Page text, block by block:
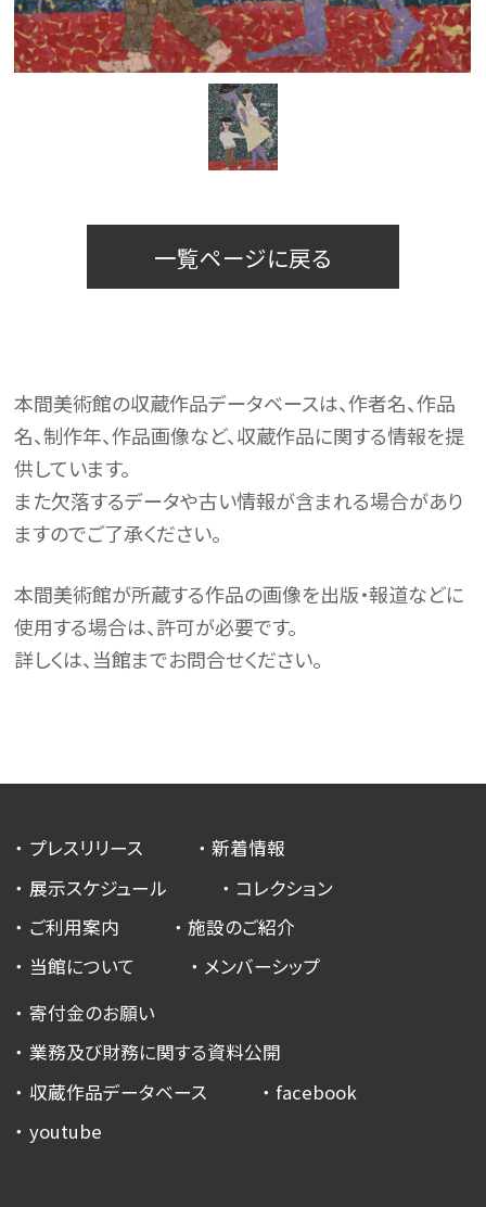
一覧ページに戻る
本間美術館の収蔵作品データベースは、作者名、作品
名、制作年、作品画像など、収蔵作品に関する情報を提
供しています。
また欠落するデータや古い情報が含まれる場合があり
ますのでご了承ください。
本間美術館が所蔵する作品の画像を出版・報道などに
使用する場合は、許可が必要です。
詳しくは、当館までお問合せください。
プレスリリース
新着情報
展示スケジュール
コレクション
ご利用案内
施設のご紹介
当館について
メンバーシップ
寄付金のお願い
業務及び財務に関する資料公開
収蔵作品データベース
facebook
youtube